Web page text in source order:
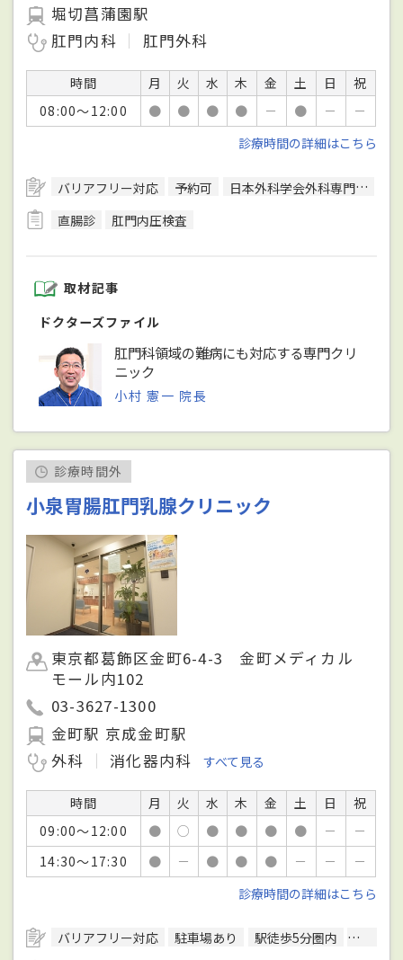
堀切菖蒲園駅
肛門内科
肛門外科
時間 月 火 水 木 金 土 日
祝
08:00～12:00
● ● ● ● － ● －
－
診療時間の詳細はこちら
バリアフリー対応 予約可 日本外科学会外科専門医
直腸診
肛門内圧検査
取材記事
ドクターズファイル
肛門科領域の難病にも対応する専門クリ
ニック
小村 憲一 院長
診療時間外
小泉胃腸肛門乳腺クリニック
東京都葛飾区金町6-4-3 金町メディカル
モール内102
03-3627-1300
金町駅 京成金町駅
外科
消化器内科 すべて見る
時間 月 火 水 木 金 土 日
祝
09:00～12:00
● ○ ● ● ● ● －
－
14:30～17:30
● － ● ● ● － －
－
診療時間の詳細はこちら
バリアフリー対応 駐車場あり 駅徒歩5分圏内
日本外